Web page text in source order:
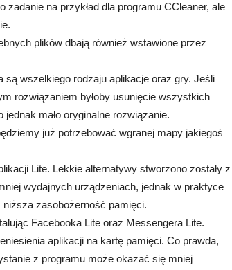
na przykład dla programu CCleaner, ale
plików dbają również wstawione przez
są wszelkiego rodzaju aplikacje oraz gry. Jeśli
rozwiązaniem byłoby usunięcie wszystkich
mało oryginalne rozwiązanie.
już potrzebować wgranej mapy jakiegoś
Lite. Lekkie alternatywy stworzono zostały z
wydajnych urządzeniach, jednak w praktyce
zasobożerność pamięci.
Facebooka Lite oraz Messengera Lite.
aplikacji na kartę pamięci. Co prawda,
z programu może okazać się mniej